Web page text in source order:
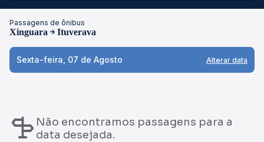
Passagens de ônibus
Xinguara Ituverava
Sexta-feira, 07 de Agosto Alterar data
Não encontramos passagens para a
data desejada.